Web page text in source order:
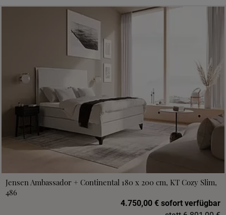
Jensen Ambassador + Continental 180 x 200 cm, KT Cozy Slim,
486
4.750,00 € sofort verfügbar